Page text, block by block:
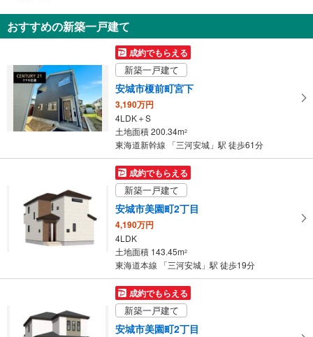
《ベビーシート》
・改札外
・新幹線改札⇔在来線改札
その他
・ＡＥＤ
知
を
け
存
おすすめの新築一戸建て
成約でもらえる
新築一戸建て
安城市榎前町宮下
3,190万円
4LDK＋S
土地面積 200.34m2
東海道新幹線 「三河安城」駅 徒歩61分
成約でもらえる
新築一戸建て
安城市美園町2丁目
4,190万円
4LDK
土地面積 143.45m2
東海道本線 「三河安城」駅 徒歩19分
成約でもらえる
新築一戸建て
安城市美園町2丁目